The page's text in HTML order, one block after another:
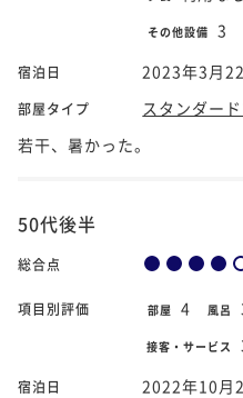
その他設備 3
宿泊日 2023年3月
部屋タイプ
スタンダー
若干、暑かった。
50代後半
総合点
項目別評価 部屋 4 風呂
接客・サービス
宿泊日 2022年10月